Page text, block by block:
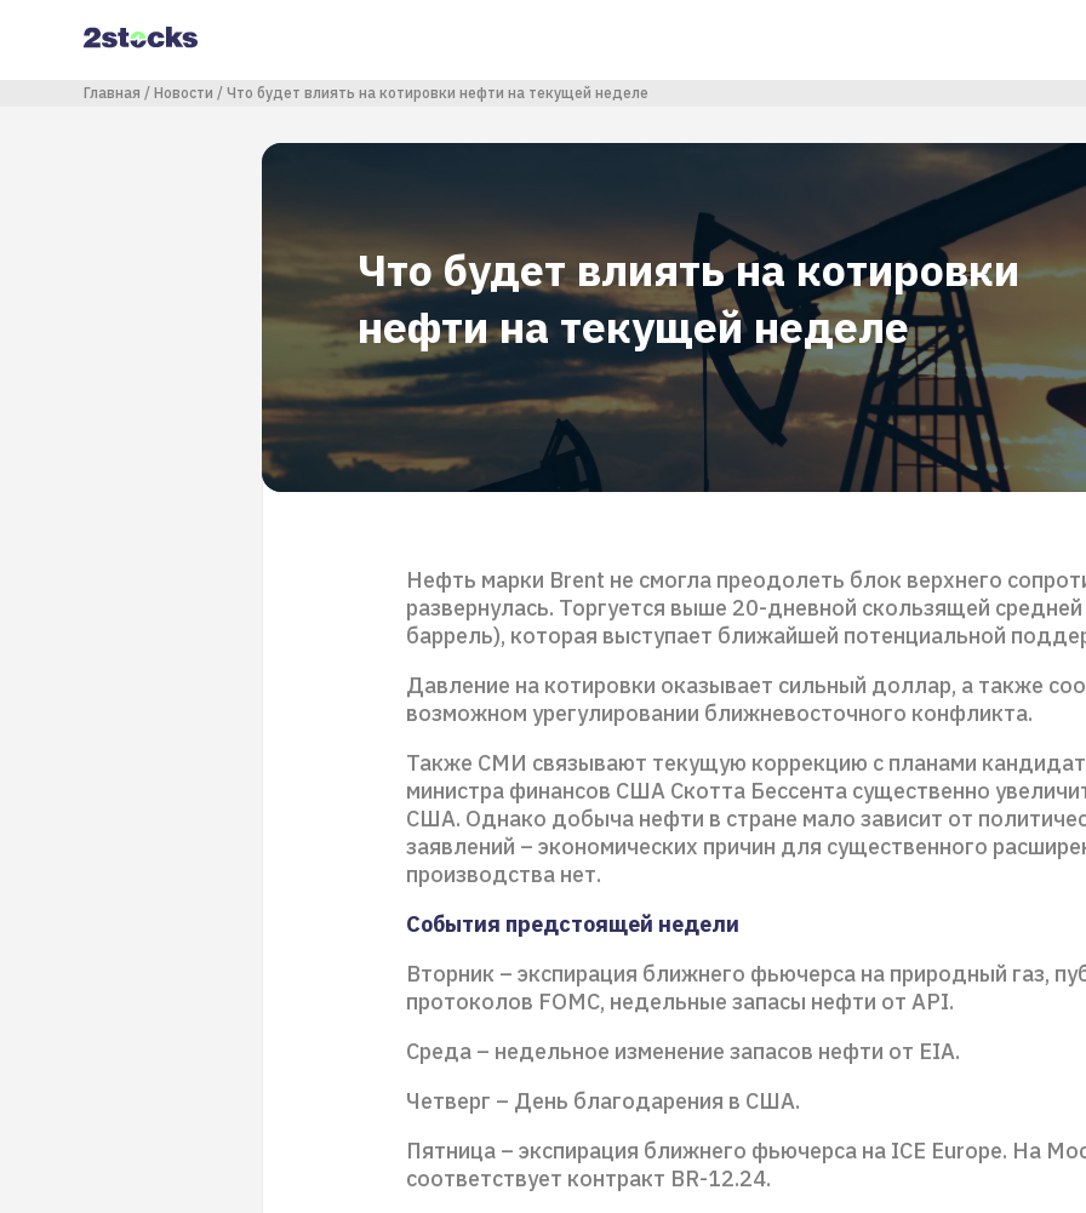
содержанию
Строка навигации
Главная Новости Что будет влиять на котировки нефти на текущей неделе
Что будет влиять на котировки
нефти на текущей неделе
Нефть марки Brent не смогла преодолеть блок верхнего
развернулась. Торгуется выше 20-дневной скользящей
баррель), которая выступает ближайшей потенциальной
Давление на котировки оказывает сильный доллар, а также
возможном урегулировании ближневосточного конфликта.
Также СМИ связывают текущую коррекцию с планами
министра финансов США Скотта Бессента существенно
США. Однако добыча нефти в стране мало зависит от
заявлений – экономических причин для существенного
производства нет.
События предстоящей недели
Вторник – экспирация ближнего фьючерса на природный газ,
протоколов FOMC, недельные запасы нефти от API.
Среда – недельное изменение запасов нефти от EIA.
Четверг – День благодарения в США.
Пятница – экспирация ближнего фьючерса на ICE Europe. На
соответствует контракт BR-12.24.